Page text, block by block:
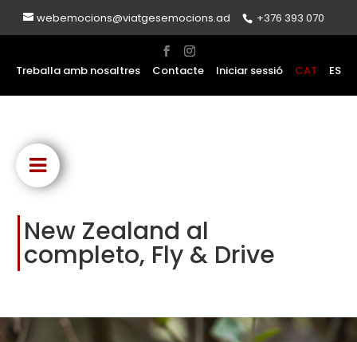
webemocions@viatgesemocions.ad +376 393 070
Treballa amb nosaltres Contacte Iniciar sessió CAT ES
New Zealand al
completo, Fly & Drive